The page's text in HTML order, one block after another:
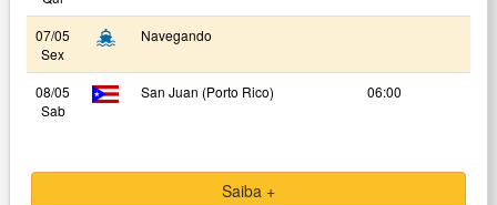
07/05
Sex
Navegando
08/05
Sab
San Juan (Porto Rico) 06:00
Saiba +